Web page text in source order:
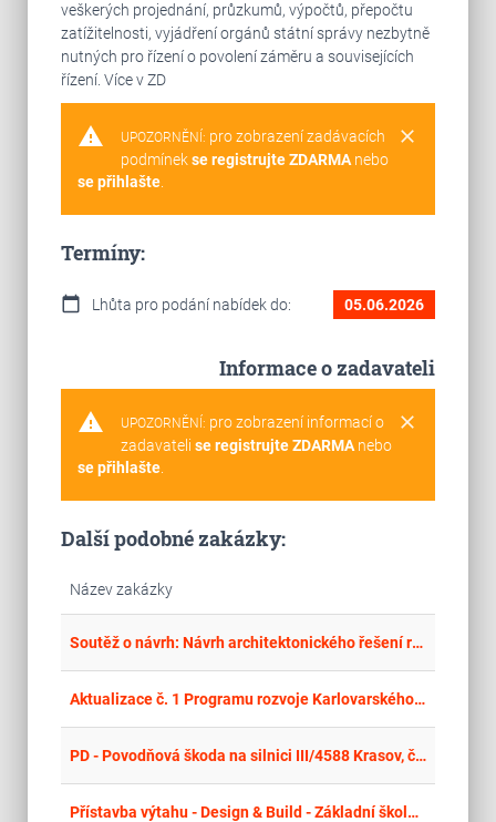
veškerých projednání, průzkumů, výpočtů, přepočtu
zatížitelnosti, vyjádření orgánů státní správy nezbytně
nutných pro řízení o povolení záměru a souvisejících
řízení. Více v ZD
warning clear
UPOZORNĚNÍ: pro zobrazení zadávacích
podmínekse registrujte ZDARMAnebo
se přihlašte.
Termíny:
calendar_today Lhůta pro podání nabídek do: 05.06.2026
Informace o zadavateli
warning clear
UPOZORNĚNÍ: pro zobrazení informací o
zadavateli se registrujte ZDARMAnebo
se přihlašte.
Další podobné zakázky:
Název zakázky
Soutěž o návrh: Návrh architektonického řešení revitalizace veřejného prostranství u Kulturního domu Ládví
Aktualizace č. 1 Programu rozvoje Karlovarského kraje
PD - Povodňová škoda na silnici III/4588 Krasov, část zeď v km 7,010 až 7,050 – CRR 146 247 (PŠ č. 73)
Přístavba výtahu - Design & Build - Základní škola a praktická škola Hustopeče – opakované řízení